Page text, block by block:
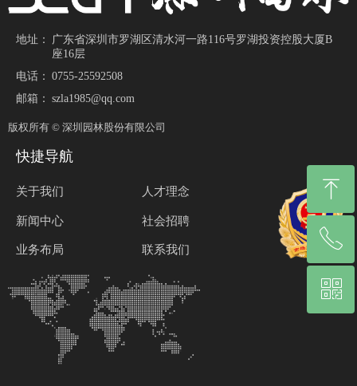
地址：
广东省深圳市罗湖区清水河一路116号罗湖投资控股大厦B
座16层
电话： 0755-25592508
邮箱： szla1985@qq.com
版权所有 © 深圳园林股份有限公司
关于我们
新闻中心
业务布局
快捷导航
人才理念
社会招聘
联系我们
ꁸ
回到顶部
ꂅ
0755-25528185
ꀥ